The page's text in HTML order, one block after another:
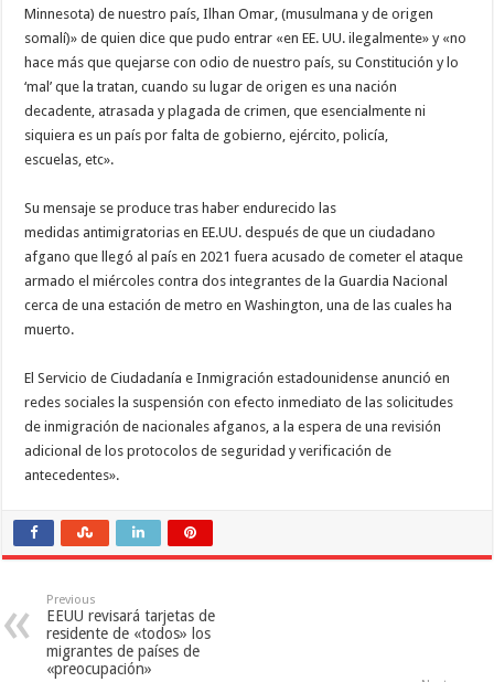
Minnesota) de nuestro país, Ilhan Omar, (musulmana y de origen
somalí)» de quien dice que pudo entrar «en EE. UU. ilegalmente» y «no
hace más que quejarse con odio de nuestro país, su Constitución y lo
‘mal’ que la tratan, cuando su lugar de origen es una nación
decadente, atrasada y plagada de crimen, que esencialmente ni
siquiera es un país por falta de gobierno, ejército, policía,
escuelas, etc».
Su mensaje se produce tras haber endurecido las
medidas antimigratorias en EE.UU. después de que un ciudadano
afgano que llegó al país en 2021 fuera acusado de cometer el ataque
armado el miércoles contra dos integrantes de la Guardia Nacional
cerca de una estación de metro en Washington, una de las cuales ha
muerto.
El Servicio de Ciudadanía e Inmigración estadounidense anunció en
redes sociales la suspensión con efecto inmediato de las solicitudes
de inmigración de nacionales afganos, a la espera de una revisión
adicional de los protocolos de seguridad y verificación de
antecedentes».
Previous
EEUU revisará tarjetas de
residente de «todos» los
migrantes de países de
«preocupación»